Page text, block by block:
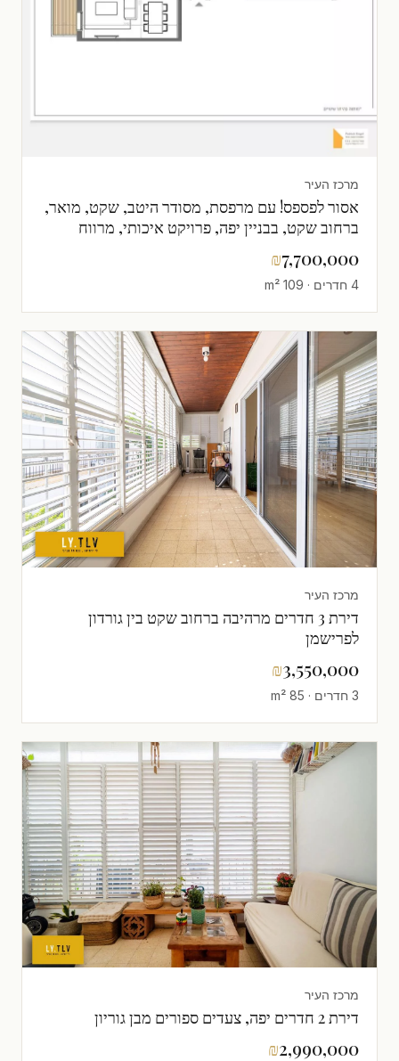
מרכז העיר
אסור לפספס! עם מרפסת, מסודר היטב, שקט, מואר,
ברחוב שקט, בבניין יפה, פרויקט איכותי, מרווח
₪7,700,000
4 חדרים · 109 m²
מרכז העיר
דירת 3 חדרים מרהיבה ברחוב שקט בין גורדון
לפרישמן
₪3,550,000
3 חדרים · 85 m²
מרכז העיר
דירת 2 חדרים יפה, צעדים ספורים מבן גוריון
₪2,990,000